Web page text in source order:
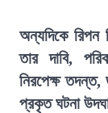
অন্যদিকে রিপন
তার দাবি,
নিরপেক্ষ তদন্ত,
প্রকৃত ঘটনা